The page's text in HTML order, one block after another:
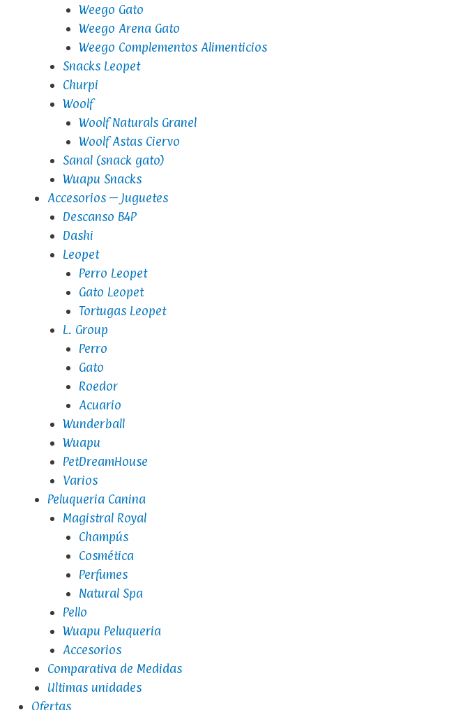
Weego Gato
Weego Arena Gato
Weego Complementos Alimenticios
Snacks Leopet
Churpi
Woolf
Woolf Naturals Granel
Woolf Astas Ciervo
Sanal (snack gato)
Wuapu Snacks
Accesorios – Juguetes
Descanso B4P
Dashi
Leopet
Perro Leopet
Gato Leopet
Tortugas Leopet
L. Group
Perro
Gato
Roedor
Acuario
Wunderball
Wuapu
PetDreamHouse
Varios
Peluqueria Canina
Magistral Royal
Champús
Cosmética
Perfumes
Natural Spa
Pello
Wuapu Peluqueria
Accesorios
Comparativa de Medidas
Ultimas unidades
Ofertas